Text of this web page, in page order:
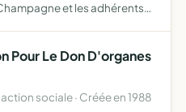
et les adhérents
Pour Le Don D'organes
sociale · Créée en 1988